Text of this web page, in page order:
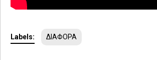
Labels: ΔΙΑΦΟΡΑ